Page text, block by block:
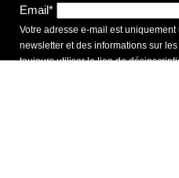
Email*
Votre adresse e-mail est
newsletter et des informations sur
toujours utiliser le lien de